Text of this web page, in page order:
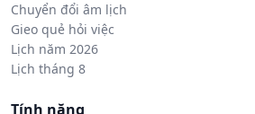
Chuyển đổi âm lịch
Gieo quẻ hỏi việc
Lịch năm 2026
Lịch tháng 8
Tính năng